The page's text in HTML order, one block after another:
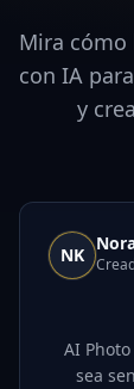
Mira
con IA
y
NK
AI
sea